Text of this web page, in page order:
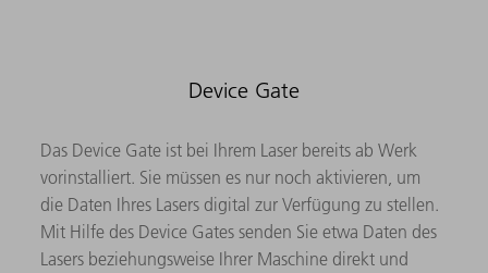
Device Gate
Das Device Gate ist bei Ihrem Laser bereits ab Werk
vorinstalliert. Sie müssen es nur noch aktivieren, um
die Daten Ihres Lasers digital zur Verfügung zu stellen.
Mit Hilfe des Device Gates senden Sie etwa Daten des
Lasers beziehungsweise Ihrer Maschine direkt und